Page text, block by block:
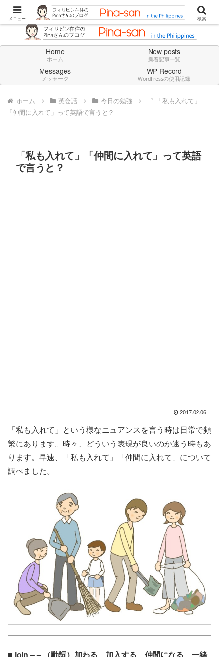
Don't think deeply. Feel always in English.
Home
ホーム
New posts
新着記事一覧
Messages
メッセージ
WP-Record
WordPressの使用記録
ホーム 英会話 今日の勉強
「私も入れて」
「仲間に入れて」って英語で言うと？
「私も入れて」「仲間に入れて」って英語
で言うと？
2017.02.06
「私も入れて」という様なニュアンスを言う時は日常で頻
繁にあります。時々、どういう表現が良いのか迷う時もあ
ります。早速、「私も入れて」「仲間に入れて」について
調べました。
■ join – – （動詞）加わる、加入する、仲間になる、一緒
メニュー 検索